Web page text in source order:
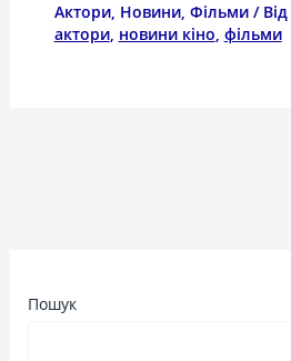
Актори, Новини, Фільми/ Від
актори, новини кіно, фільми
Пошук